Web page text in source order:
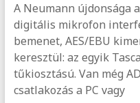
A Neumann újdonsága
digitális mikrofon
bemenet, AES/EBU
keresztül: az egyik
tűkiosztású. Van még
csatlakozás a PC vagy